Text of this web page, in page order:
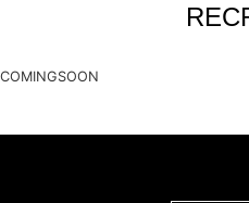
COMINGSOON